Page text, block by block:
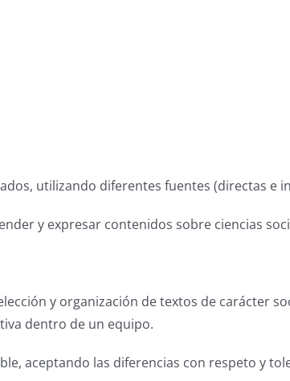
utilizando diferentes fuentes (directas e
y expresar contenidos sobre ciencias
y organización de textos de carácter
dentro de un equipo.
aceptando las diferencias con respeto y